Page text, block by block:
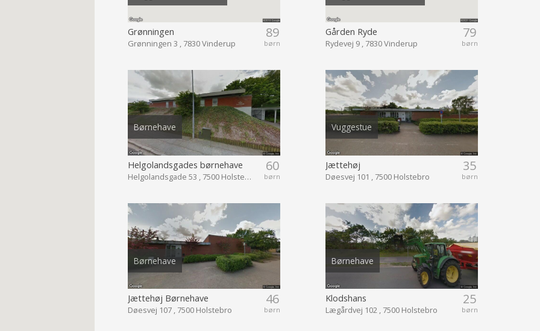
89
børn
Grønningen
Grønningen 3 , 7830 Vinderup
79
børn
Gården Ryde
Rydevej 9 , 7830 Vinderup
Børnehave
60
børn
Helgolandsgades børnehave
Helgolandsgade 53 , 7500 Holstebro
Vuggestue
35
børn
Jættehøj
Døesvej 101 , 7500 Holstebro
Børnehave
46
børn
Jættehøj Børnehave
Døesvej 107 , 7500 Holstebro
Børnehave
25
børn
Klodshans
Lægårdvej 102 , 7500 Holstebro